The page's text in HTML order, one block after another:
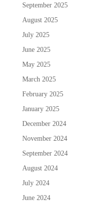
September 2025
August 2025
July 2025
June 2025
May 2025
March 2025
February 2025
January 2025
December 2024
November 2024
September 2024
August 2024
July 2024
June 2024